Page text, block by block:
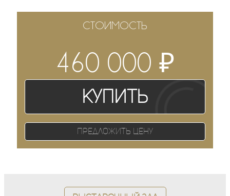
СТОИМОСТЬ
460 000 ₽
Купить
Предложить цену